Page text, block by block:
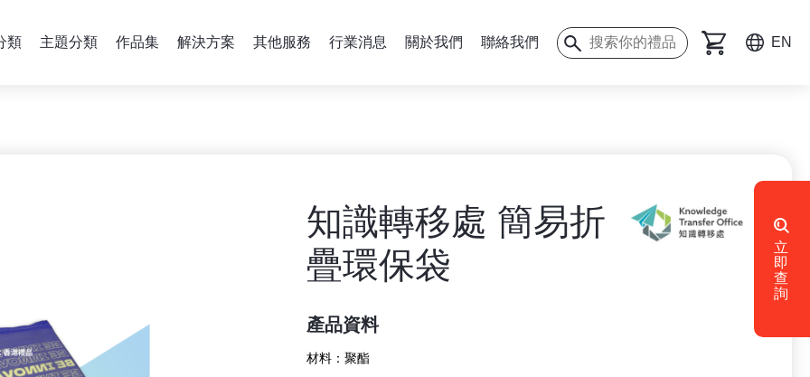
類 主題分類 作品集 解決方案 其他服務 行業消息 關於我們 聯絡我們 EN
知識轉移處 簡易折
疊環保袋
產品資料
材料：聚酯
立
即
查
詢